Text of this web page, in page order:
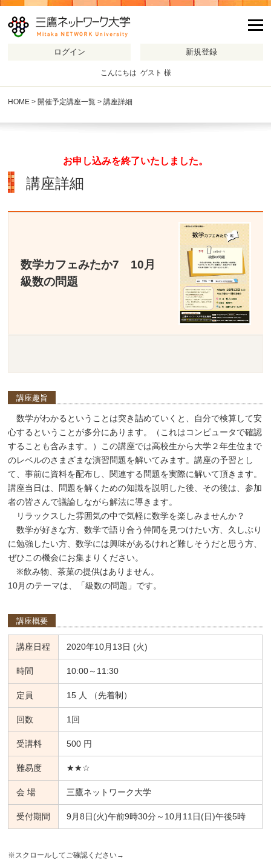
こんにちは ゲスト 様
HOME > 開催予定講座一覧 > 講座詳細
お申し込みを終了いたしました。
講座詳細
数学カフェみたか7 10月
級数の問題
講座趣旨
数学がわかるということは突き詰めていくと、自分で検算して安
心するということが多分にあります。（これはコンピュータで確認
することも含みます。）この講座では高校生から大学２年生位まで
のレベルのさまざまな演習問題を解いてみます。講座の予習とし
て、事前に資料を配布し、関連する問題を実際に解いて頂きます。
講座当日は、問題を解くための知識を説明した後、その後は、参加
者の皆さんで議論しながら解法に導きます。
リラックスした雰囲気の中で気軽に数学を楽しみませんか？
数学が好きな方、数学で語り合う仲間を見つけたい方、久しぶり
に勉強したい方、数学には興味があるけれど難しそうだと思う方、
ぜひこの機会にお集まりください。
※飲み物、茶菓の提供はありません。
10月のテーマは、「級数の問題」です。
講座概要
講座日程 2020年10月13日 (火)
時間 10:00～11:30
定員 15 人 （先着制）
回数 1回
受講料 500 円
難易度 ★★☆
会 場 三鷹ネットワーク大学
受付期間 9月8日(火)午前9時30分～10月11日(日)午後5時
※スクロールしてご確認ください→